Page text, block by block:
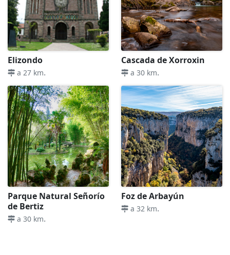
Elizondo
a 27 km.
Cascada de Xorroxin
a 30 km.
Parque Natural Señorío
de Bertiz
a 30 km.
Foz de Arbayún
a 32 km.